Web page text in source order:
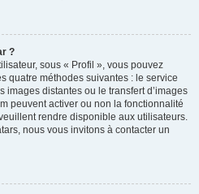
?
sous « Profil », vous pouvez
quatre méthodes suivantes : le service
images distantes ou le transfert d’images
peuvent activer ou non la fonctionnalité
rendre disponible aux utilisateurs.
nous vous invitons à contacter un